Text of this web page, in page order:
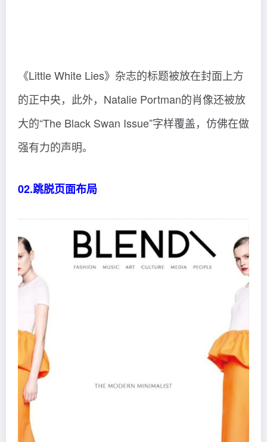
《Little White Lies》杂志的标题被放在封面上方
的正中央，此外，Natalie Portman的肖像还被放
大的“The Black Swan Issue”字样覆盖，仿佛在做
强有力的声明。
02.跳脱页面布局